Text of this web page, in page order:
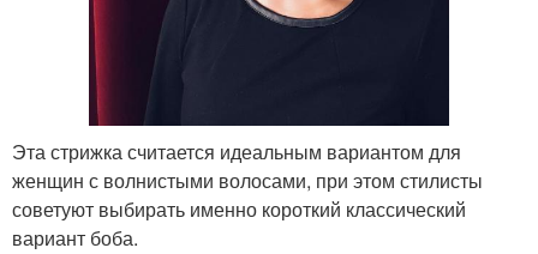
Эта стрижка считается идеальным вариантом для
женщин с волнистыми волосами, при этом стилисты
советуют выбирать именно короткий классический
вариант боба.